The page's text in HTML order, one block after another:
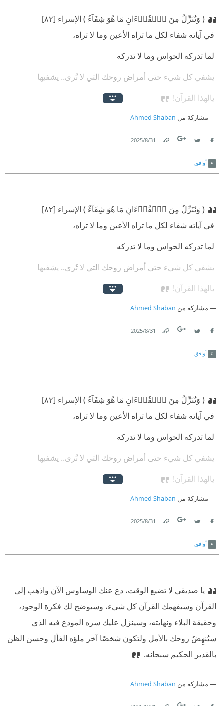
( وَنُنَزِّلُ مِنَ ٱلۡقُرۡءَانِ مَا هُوَ شِفَآءٌ ) الإسراء [٨٢]
‫ في آياته شفاء لكل ما تراه الأعين وما لا تراه،
‫ لما تدركه الحواس وما لا تدركه
‫ يشفي كل شيء حتى أمراض روحك التي لا تُرى.. يشفيها
‫ يالهذا القرآن!
مشاركة من Ahmed Shaban
31‏/8‏/2025
أوافق
( وَنُنَزِّلُ مِنَ ٱلۡقُرۡءَانِ مَا هُوَ شِفَآءٌ ) الإسراء [٨٢]
‫ في آياته شفاء لكل ما تراه الأعين وما لا تراه،
‫ لما تدركه الحواس وما لا تدركه
‫ يشفي كل شيء حتى أمراض روحك التي لا تُرى.. يشفيها
‫ يالهذا القرآن!
مشاركة من Ahmed Shaban
31‏/8‏/2025
أوافق
( وَنُنَزِّلُ مِنَ ٱلۡقُرۡءَانِ مَا هُوَ شِفَآءٌ ) الإسراء [٨٢]
‫ في آياته شفاء لكل ما تراه الأعين وما لا تراه،
‫ لما تدركه الحواس وما لا تدركه
‫ يشفي كل شيء حتى أمراض روحك التي لا تُرى.. يشفيها
‫ يالهذا القرآن!
مشاركة من Ahmed Shaban
31‏/8‏/2025
أوافق
يا صديقي لا تضيع الوقت، دع عنك الوساوس الآن واذهب إلى
القرآن وسيفهمك القرآن كل شيء، وسيوضح لك فكرة الوجود،
وحقيقة البلاء ونهايته، وسينزل عليك سره المودع فيه الذي
سيُنهِضُ روحك بالأمل ولتكون شخصًا آخر ملؤه الفأل وحسن الظن
بالقدير الحكيم سبحانه.
مشاركة من Ahmed Shaban